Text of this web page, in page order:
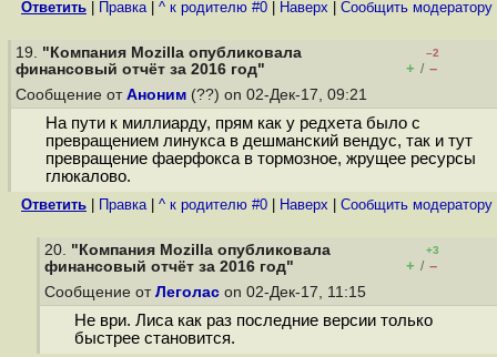
Ответить Правка| ^ к родителю #0 Наверх Cообщить модератору
19. "Компания Mozilla опубликовала
финансовый отчёт за 2016 год"
–2
+ / –
Сообщение от Аноним (??) on 02-Дек-17, 09:21
На пути к миллиарду, прям как у редхета было с
превращением линукса в дешманский вендус, так и тут
превращение фаерфокса в тормозное, жрущее ресурсы
глюкалово.
Ответить Правка| ^ к родителю #0 Наверх Cообщить модератору
20. "Компания Mozilla опубликовала
финансовый отчёт за 2016 год"
+3
+ / –
Сообщение от Леголас on 02-Дек-17, 11:15
Не ври. Лиса как раз последние версии только
быстрее становится.